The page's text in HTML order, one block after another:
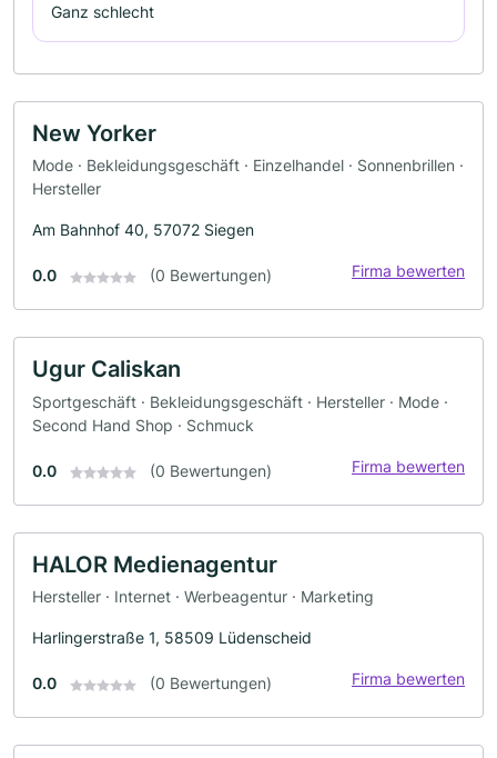
Ganz schlecht
New Yorker
Mode · Bekleidungsgeschäft · Einzelhandel · Sonnenbrillen ·
Hersteller
Am Bahnhof 40, 57072 Siegen
0.0 (0 Bewertungen) Firma bewerten
Ugur Caliskan
Sportgeschäft · Bekleidungsgeschäft · Hersteller · Mode ·
Second Hand Shop · Schmuck
0.0 (0 Bewertungen) Firma bewerten
HALOR Medienagentur
Hersteller · Internet · Werbeagentur · Marketing
Harlingerstraße 1, 58509 Lüdenscheid
0.0 (0 Bewertungen) Firma bewerten